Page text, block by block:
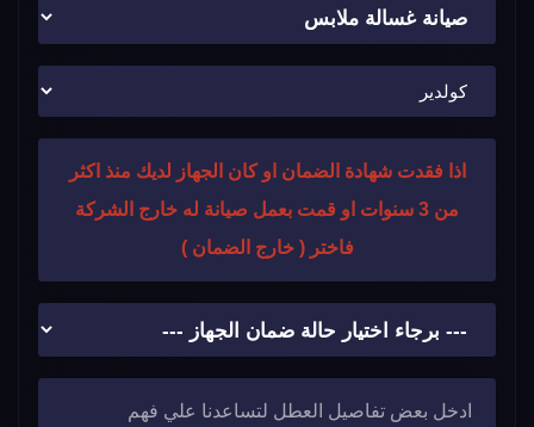
اذا فقدت شهادة الضمان او كان الجهاز لديك منذ اكثر
من 3 سنوات او قمت بعمل صيانة له خارج الشركة
فاختر ( خارج الضمان )